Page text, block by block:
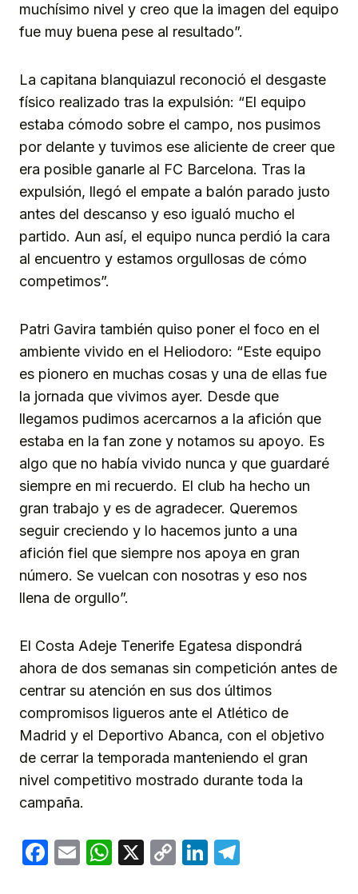
muchísimo nivel y creo que la imagen del equipo
fue muy buena pese al resultado”.
La capitana blanquiazul reconoció el desgaste
físico realizado tras la expulsión: “El equipo
estaba cómodo sobre el campo, nos pusimos
por delante y tuvimos ese aliciente de creer que
era posible ganarle al FC Barcelona. Tras la
expulsión, llegó el empate a balón parado justo
antes del descanso y eso igualó mucho el
partido. Aun así, el equipo nunca perdió la cara
al encuentro y estamos orgullosas de cómo
competimos”.
Patri Gavira también quiso poner el foco en el
ambiente vivido en el Heliodoro: “Este equipo
es pionero en muchas cosas y una de ellas fue
la jornada que vivimos ayer. Desde que
llegamos pudimos acercarnos a la afición que
estaba en la fan zone y notamos su apoyo. Es
algo que no había vivido nunca y que guardaré
siempre en mi recuerdo. El club ha hecho un
gran trabajo y es de agradecer. Queremos
seguir creciendo y lo hacemos junto a una
afición fiel que siempre nos apoya en gran
número. Se vuelcan con nosotras y eso nos
llena de orgullo”.
El Costa Adeje Tenerife Egatesa dispondrá
ahora de dos semanas sin competición antes de
centrar su atención en sus dos últimos
compromisos ligueros ante el Atlético de
Madrid y el Deportivo Abanca, con el objetivo
de cerrar la temporada manteniendo el gran
nivel competitivo mostrado durante toda la
campaña.
Facebook
EmailWhatsApp
X
CopyLinkedIn